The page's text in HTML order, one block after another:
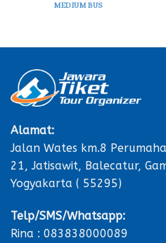
MEDIUM BUS
Alamat:
Jalan Wates km.8
21, Jatisawit, Balecatur,
Yogyakarta ( 55295)
Telp/SMS/Whatsapp:
Rina : 083838000089